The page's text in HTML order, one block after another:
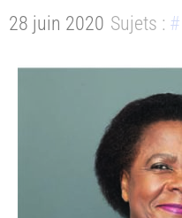
28 juin 2020 Sujets :